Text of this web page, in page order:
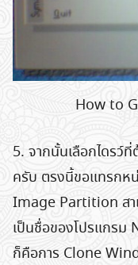
How to
5. จากนั้นเลือกไดรว์
ครับ ตรงนี้ขอแทรกห
Image Partition สา
เป็นชื่อของโปรแกร
ก็คือการ Clone